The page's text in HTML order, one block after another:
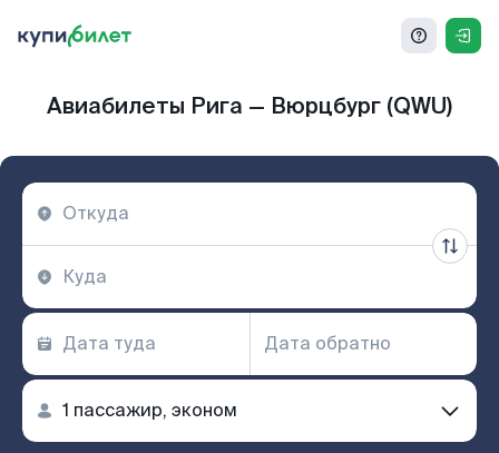
Авиабилеты Рига — Вюрцбург (QWU)